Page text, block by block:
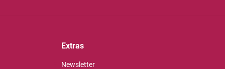
Extras
Newsletter